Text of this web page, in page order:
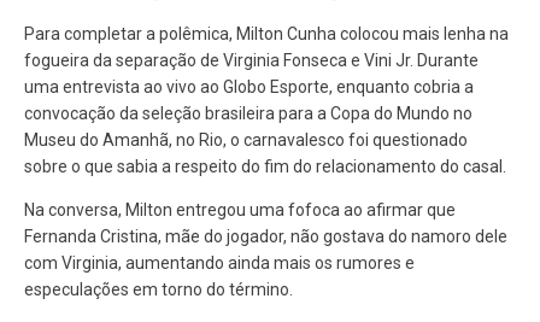
Para completar a polêmica, Milton Cunha colocou mais lenha na
fogueira da separação de Virginia Fonseca e Vini Jr. Durante
uma entrevista ao vivo ao Globo Esporte, enquanto cobria a
convocação da seleção brasileira para a Copa do Mundo no
Museu do Amanhã, no Rio, o carnavalesco foi questionado
sobre o que sabia a respeito do fim do relacionamento do casal.
Na conversa, Milton entregou uma fofoca ao afirmar que
Fernanda Cristina, mãe do jogador, não gostava do namoro dele
com Virginia, aumentando ainda mais os rumores e
especulações em torno do término.